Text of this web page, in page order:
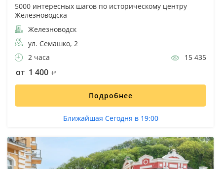
5000 интересных шагов по историческому центру
Железноводска
Железноводск
ул. Семашко, 2
2 часа
15 435
от 1 400
Подробнее
Ближайшая Сегодня в 19:00